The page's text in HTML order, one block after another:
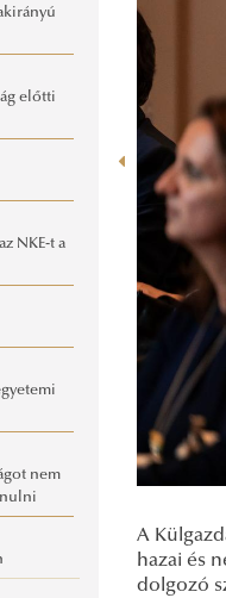
előtti
NKE-t a
nem
A
hazai és
dolgozó